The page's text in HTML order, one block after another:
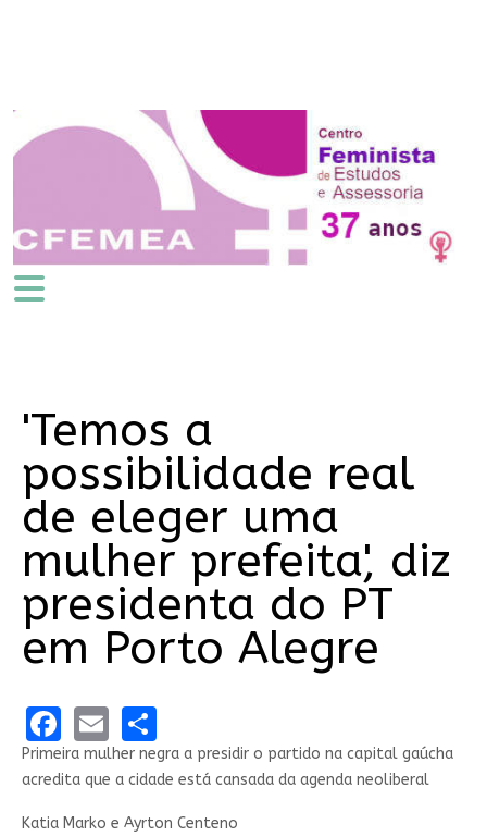
'Temos a
possibilidade real
de eleger uma
mulher prefeita', diz
presidenta do PT
em Porto Alegre
Facebook
EmailShare
Primeira mulher negra a presidir o partido na capital gaúcha
acredita que a cidade está cansada da agenda neoliberal
Katia Marko e Ayrton Centeno